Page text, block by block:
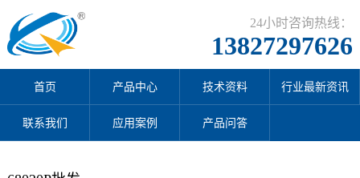
24小时咨询热线：
13827297626
首页 产品中心 技术资料 行业最新资讯
联系我们 应用案例 产品问答